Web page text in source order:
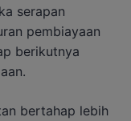
serapan
pembiayaan
berikutnya
bertahap lebih